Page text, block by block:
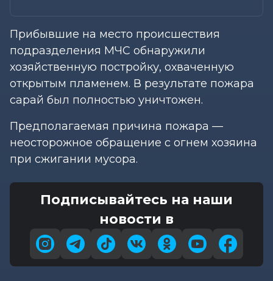
Прибывшие на место происшествия
подразделения МЧС обнаружили
хозяйственную постройку, охваченную
открытым пламенем. В результате пожара
сарай был полностью уничтожен.
Предполагаемая причина пожара —
неосторожное обращение с огнем хозяина
при сжигании мусора.
Подписывайтесь на наши
новости в